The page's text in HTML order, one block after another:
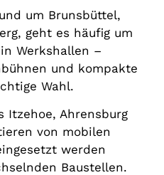
um Brunsbüttel,
geht es häufig um
Werkshallen –
und kompakte
Wahl.
Itzehoe, Ahrensburg
von mobilen
werden
Baustellen.